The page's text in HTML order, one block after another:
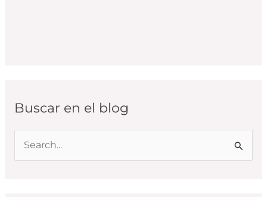
Buscar en el blog